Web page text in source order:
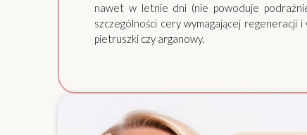
nawet w letnie dni (nie powoduje
szczególności cery wymagającej
pietruszki czy arganowy.